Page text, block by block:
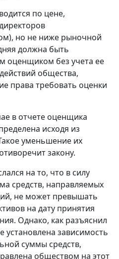
по цене,
но не ниже рыночной
должна быть
оценщиком без учета ее
общества,
права требовать оценки
в отчете оценщика
исходя из
уменьшение их
закону.
на то, что в силу
средств, направляемых
не может превышать
на дату принятия
Однако, как разъяснил
установлена зависимость
суммы средств,
обществом на этот